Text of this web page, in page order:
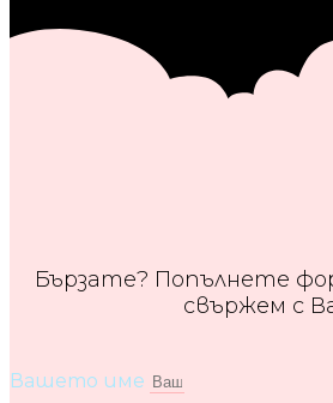
Бързате? Попълнете
свържем с
Вашето име